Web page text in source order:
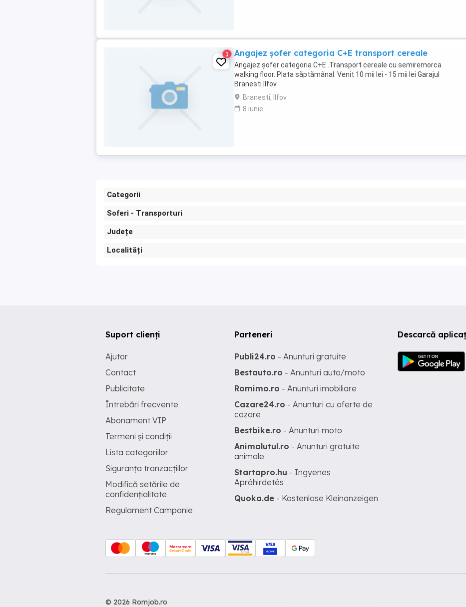
1 Angajez șofer categoria C+E transport cereale
Angajez șofer categoria C+E .Transport cereale cu semiremorca
walking floor. Plata săptămânal. Venit 10 mii lei - 15 mii lei Garajul
Branesti Ilfov
Branesti, Ilfov
8 iunie
Categorii
Soferi - Transporturi
Județe
Localități
Descarcă
Suport clienți
Ajutor
Contact
Publicitate
Întrebări frecvente
Abonament VIP
Termeni și condiții
Lista categoriilor
Siguranța tranzacțiilor
Modifică setările de
confidențialitate
Regulament Campanie
Parteneri
Publi24.ro - Anunturi gratuite
Bestauto.ro - Anunturi auto/moto
Romimo.ro - Anunturi imobiliare
Cazare24.ro - Anunturi cu oferte de
cazare
Bestbike.ro - Anunturi moto
Animalutul.ro - Anunturi gratuite
animale
Startapro.hu - Ingyenes
Apróhirdetés
Quoka.de - Kostenlose Kleinanzeigen
© 2026 Romjob.ro